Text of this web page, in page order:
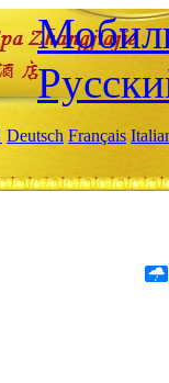
Deutsch Français